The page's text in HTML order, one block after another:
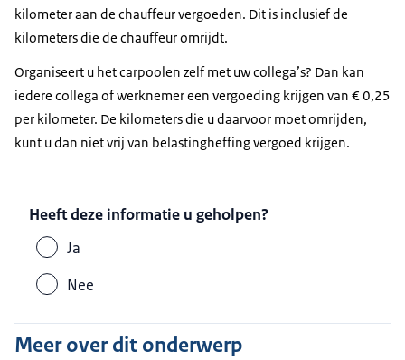
kilometer aan de chauffeur vergoeden. Dit is inclusief de
kilometers die de chauffeur omrijdt.
Organiseert u het carpoolen zelf met uw collega’s? Dan kan
iedere collega of werknemer een vergoeding krijgen van € 0,25
per kilometer. De kilometers die u daarvoor moet omrijden,
kunt u dan niet vrij van belastingheffing vergoed krijgen.
Heeft deze informatie u geholpen?
Ja
Nee
Meer over dit onderwerp